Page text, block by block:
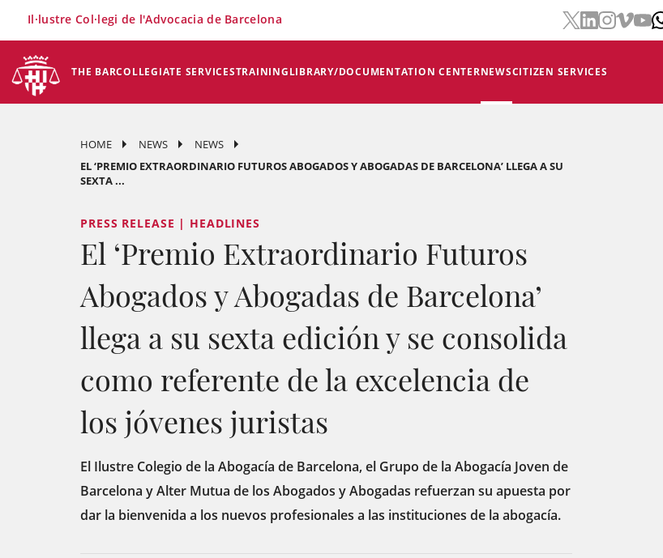
THE BARCOLLEGIATE SERVICESTRAININGLIBRARY/DOCUMENTATION CENTERNEWSCITIZEN SERVICES
Il·lustre Col·legi de l'Advocacia de Barcelona
HOME NEWS
NEWS
EL ‘PREMIO EXTRAORDINARIO FUTUROS ABOGADOS Y ABOGADAS DE BARCELONA’ LLEGA A SU
SEXTA ...
PRESS RELEASE | HEADLINES
El ‘Premio Extraordinario Futuros
Abogados y Abogadas de Barcelona’
llega a su sexta edición y se consolida
como referente de la excelencia de
los jóvenes juristas
El Ilustre Colegio de la Abogacía de Barcelona, el Grupo de la Abogacía Joven de
Barcelona y Alter Mutua de los Abogados y Abogadas refuerzan su apuesta por
dar la bienvenida a los nuevos profesionales a las instituciones de la abogacía.